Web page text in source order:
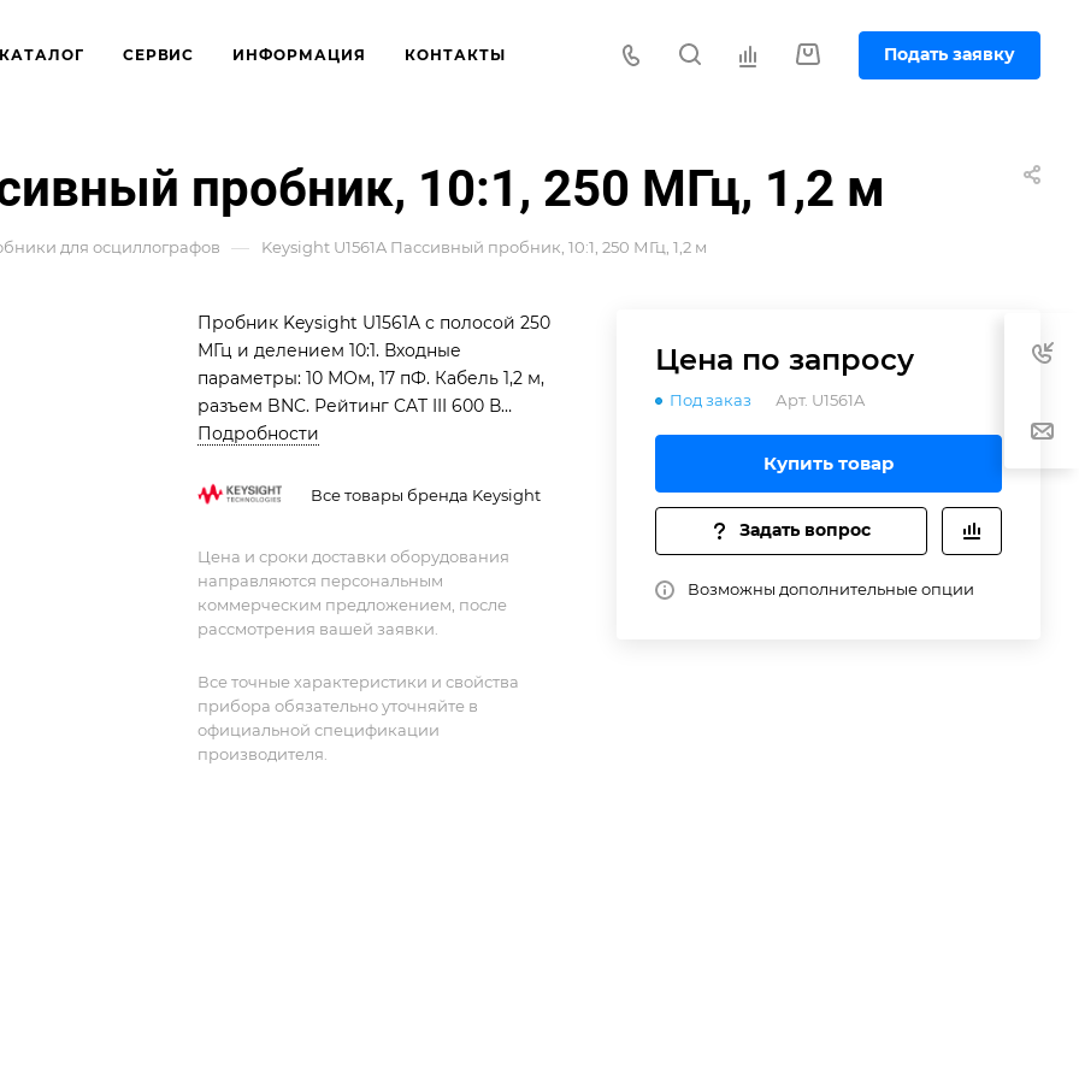
КАТАЛОГ СЕРВИС ИНФОРМАЦИЯ КОНТАКТЫ Подать заявку
пробник, 10:1, 250 МГц, 1,2 м
для осциллографов — Keysight U1561A Пассивный пробник, 10:1, 250 МГц, 1,2 м
Цена по запросу
Под заказ Арт. U1561A
Купить товар
Задать вопрос
Возможны дополнительные опции
Пробник Keysight U1561A с полосой 250
МГц и делением 10:1. Входные
параметры: 10 МОм, 17 пФ. Кабель 1,2 м,
разъем BNC. Рейтинг CAT III 600 В
гарантирует безопасность при анализе
процессов.
Подробности
Все товары бренда Keysight
Цена и сроки доставки оборудования
направляются персональным
коммерческим предложением, после
рассмотрения вашей заявки.
Все точные характеристики и свойства
прибора обязательно уточняйте в
официальной спецификации
производителя.